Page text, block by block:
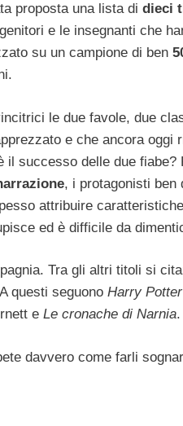
proposta una lista di dieci
e le insegnanti che
su un campione di ben
le due favole, due
e che ancora
il successo delle due
, i protagonisti ben
attribuire
ed è difficile da
Tra gli altri titoli si
questi seguono Harry Potter
e Le cronache di Narnia.
davvero come farli